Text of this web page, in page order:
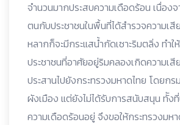
จำนวนมากประสบความเดือดร้อน เนื่อง
ตนกับประชาชนในพื้นที่ได้สำรวจความเสี
หลากก็จะมีกระแสน้ำกัดเซาะริมตลิ่ง ทำ
ประชาชนที่อาศัยอยู่ริมคลองเกิดความเ
ประสานไปยังกระทรวงมหาดไทย โดยกร
ผังเมือง แต่ยังไม่ได้รับการสนับสนุน ทััง
ความเดือดร้อนอยู่ จึงขอให้กระทรวงมห